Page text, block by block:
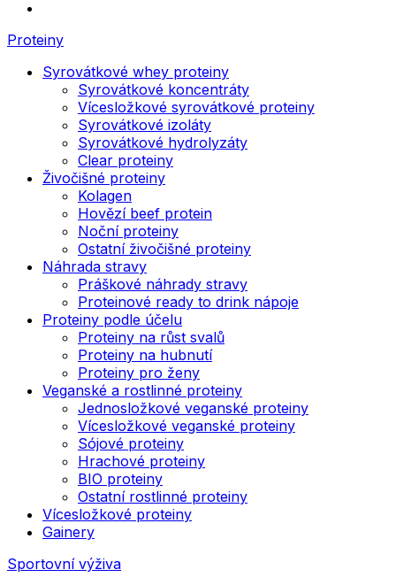
Proteiny
Syrovátkové whey proteiny
Syrovátkové koncentráty
Vícesložkové syrovátkové proteiny
Syrovátkové izoláty
Syrovátkové hydrolyzáty
Clear proteiny
Živočišné proteiny
Kolagen
Hovězí beef protein
Noční proteiny
Ostatní živočišné proteiny
Náhrada stravy
Práškové náhrady stravy
Proteinové ready to drink nápoje
Proteiny podle účelu
Proteiny na růst svalů
Proteiny na hubnutí
Proteiny pro ženy
Veganské a rostlinné proteiny
Jednosložkové veganské proteiny
Vícesložkové veganské proteiny
Sójové proteiny
Hrachové proteiny
BIO proteiny
Ostatní rostlinné proteiny
Vícesložkové proteiny
Gainery
Sportovní výživa